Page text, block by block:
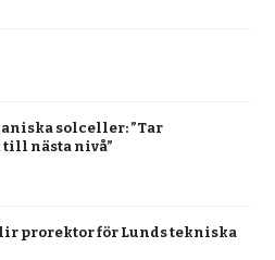
solceller: ”Tar
nästa nivå”
prorektor för Lunds tekniska